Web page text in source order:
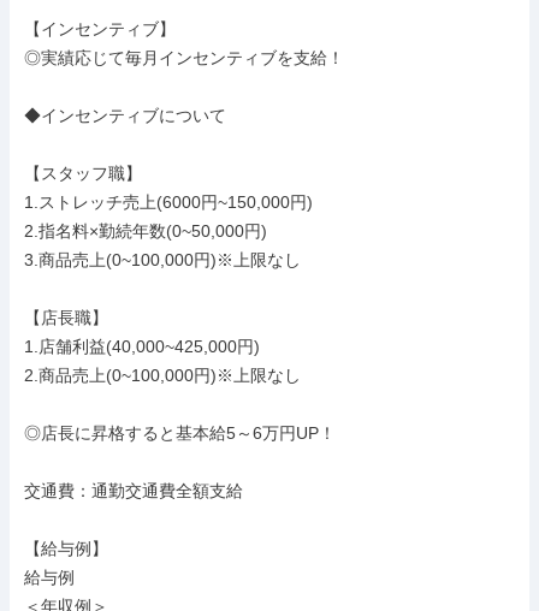
【インセンティブ】
◎実績応じて毎月インセンティブを支給！
◆インセンティブについて
【スタッフ職】
1.ストレッチ売上(6000円~150,000円)
2.指名料×勤続年数(0~50,000円)
3.商品売上(0~100,000円)※上限なし
【店長職】
1.店舗利益(40,000~425,000円)
2.商品売上(0~100,000円)※上限なし
◎店長に昇格すると基本給5～6万円UP！
交通費：通勤交通費全額支給
【給与例】
給与例
＜年収例＞